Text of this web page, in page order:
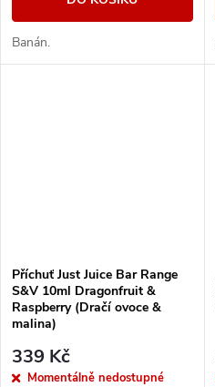
Banán.
Příchuť Just Juice Bar Range
S&V 10ml Dragonfruit &
Raspberry (Dračí ovoce &
malina)
339 Kč
Momentálně nedostupné